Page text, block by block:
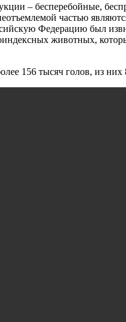
– бесперебойные,
частью
Федерацию был
животных,
156 тысяч голов, из